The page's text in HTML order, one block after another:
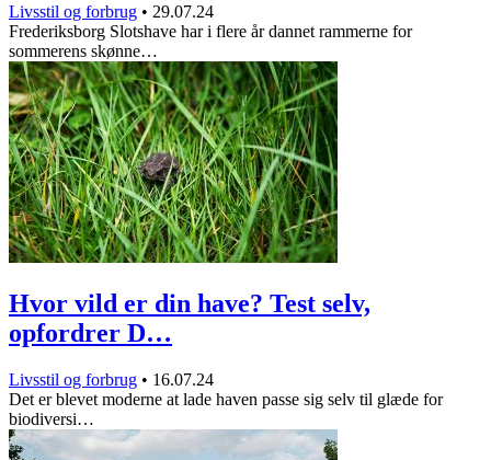
Livsstil og forbrug • 29.07.24
Frederiksborg Slotshave har i flere år dannet rammerne for
sommerens skønne…
Hvor vild er din have? Test selv,
opfordrer D…
Livsstil og forbrug • 16.07.24
Det er blevet moderne at lade haven passe sig selv til glæde for
biodiversi…